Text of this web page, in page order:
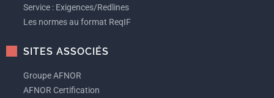
Service : Exigences/Redlines
Les normes au format ReqIF
SITES ASSOCIÉS
Groupe AFNOR
AFNOR Certification